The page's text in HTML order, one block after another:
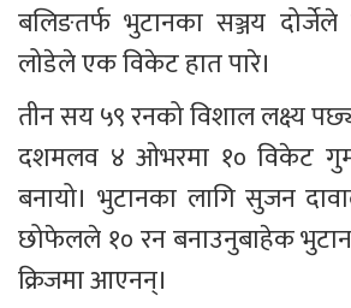
बलिङतर्फ भुटानका सञ्जय
लोडेले एक विकेट हात पारे।
तीन सय ५९ रनको विशाल लक्ष्य
दशमलव ४ ओभरमा १० विकेट
बनायो। भुटानका लागि सुजन
छोफेलले १० रन बनाउनुबाहेक
क्रिजमा आएनन्।